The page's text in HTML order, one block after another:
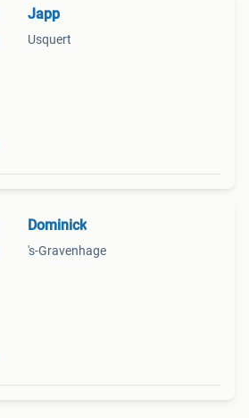
Japp
Usquert
Dominick
's-Gravenhage